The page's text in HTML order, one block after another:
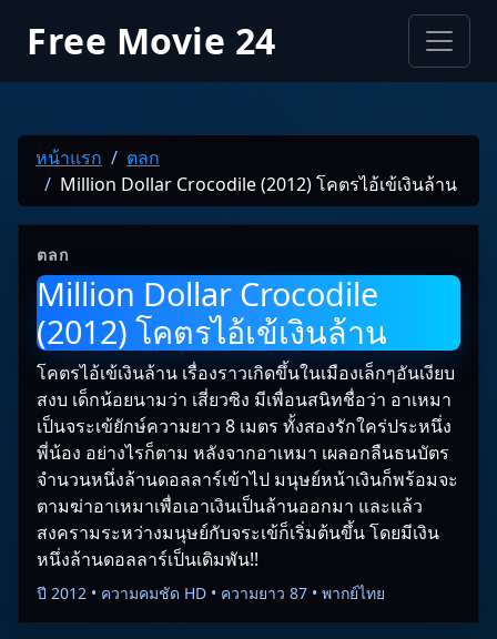
Free Movie 24
หน้าแรก
ตลก
Million Dollar Crocodile (2012) โคตรไอ้เข้เงินล้าน
ตลก
Million Dollar Crocodile
(2012) โคตรไอ้เข้เงินล้าน
โคตรไอ้เข้เงินล้าน เรื่องราวเกิดขึ้นในเมืองเล็กๆอันเงียบ
สงบ เด็กน้อยนามว่า เสี่ยวซิง มีเพื่อนสนิทชื่อว่า อาเหมา
เป็นจระเข้ยักษ์ความยาว 8 เมตร ทั้งสองรักใคร่ประหนึ่ง
พี่น้อง อย่างไรก็ตาม หลังจากอาเหมา เผลอกลืนธนบัตร
จำนวนหนึ่งล้านดอลลาร์เข้าไป มนุษย์หน้าเงินก็พร้อมจะ
ตามฆ่าอาเหมาเพื่อเอาเงินเป็นล้านออกมา และแล้ว
สงครามระหว่างมนุษย์กับจระเข้ก็เริ่มต้นขึ้น โดยมีเงิน
หนึ่งล้านดอลลาร์เป็นเดิมพัน!!
ปี 2012 • ความคมชัด HD • ความยาว 87 • พากย์ไทย